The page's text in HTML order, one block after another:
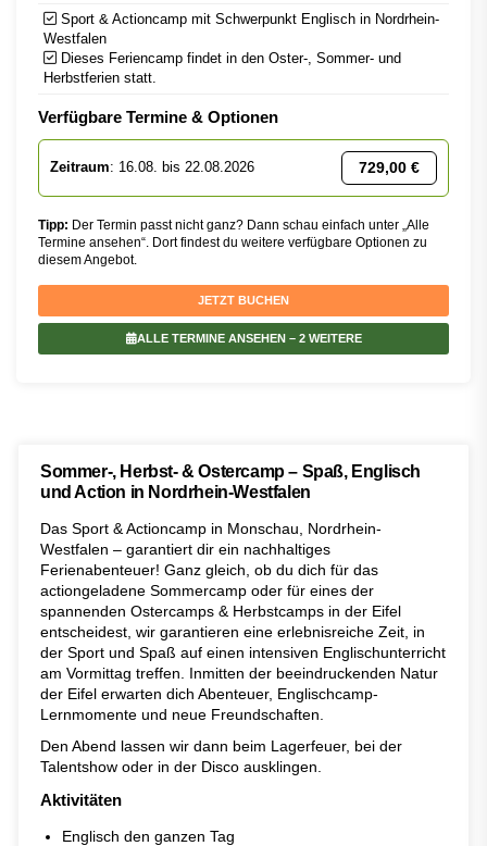
Sport & Actioncamp mit Schwerpunkt Englisch in Nordrhein-
Westfalen
Dieses Feriencamp findet in den Oster-, Sommer- und
Herbstferien statt.
Verfügbare Termine & Optionen
Zeitraum: 16.08. bis 22.08.2026 729,00 €
Tipp: Der Termin passt nicht ganz? Dann schau einfach unter „Alle
Termine ansehen“. Dort findest du weitere verfügbare Optionen zu
diesem Angebot.
JETZT BUCHEN
ALLE TERMINE ANSEHEN – 2 WEITERE
Sommer-, Herbst- & Ostercamp – Spaß, Englisch
und Action in Nordrhein-Westfalen
Das Sport & Actioncamp in Monschau, Nordrhein-
Westfalen – garantiert dir ein nachhaltiges
Ferienabenteuer! Ganz gleich, ob du dich für das
actiongeladene Sommercamp oder für eines der
spannenden Ostercamps & Herbstcamps in der Eifel
entscheidest, wir garantieren eine erlebnisreiche Zeit, in
der Sport und Spaß auf einen intensiven Englischunterricht
am Vormittag treffen. Inmitten der beeindruckenden Natur
der Eifel erwarten dich Abenteuer, Englischcamp-
Lernmomente und neue Freundschaften.
Den Abend lassen wir dann beim Lagerfeuer, bei der
Talentshow oder in der Disco ausklingen.
Aktivitäten
Englisch den ganzen Tag